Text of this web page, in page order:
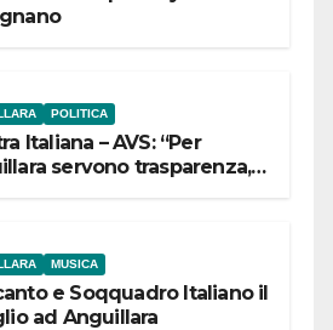
POLITICA
Italiana – AVS: “Per
servono trasparenza,
MUSICA
e Soqquadro Italiano il
ad Anguillara